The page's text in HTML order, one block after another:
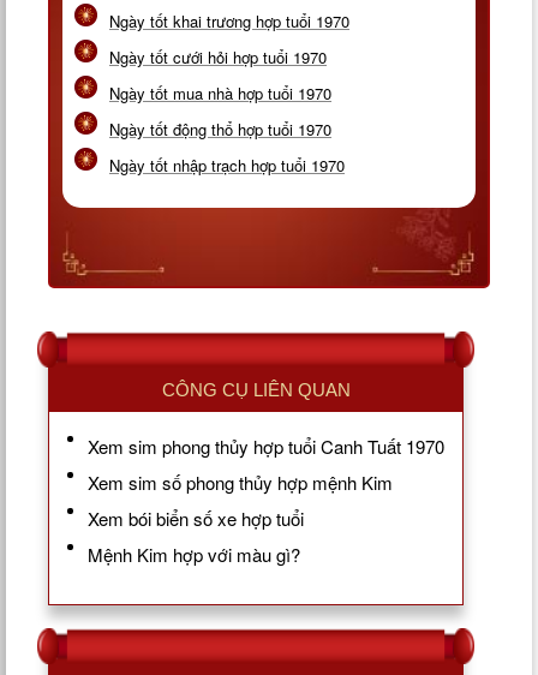
Ngày tốt khai trương hợp tuổi 1970
Ngày tốt cưới hỏi hợp tuổi 1970
Ngày tốt mua nhà hợp tuổi 1970
Ngày tốt động thổ hợp tuổi 1970
Ngày tốt nhập trạch hợp tuổi 1970
CÔNG CỤ LIÊN QUAN
Xem sim phong thủy hợp tuổi Canh Tuất 1970
Xem sim số phong thủy hợp mệnh Kim
Xem bói biển số xe hợp tuổi
Mệnh Kim hợp với màu gì?